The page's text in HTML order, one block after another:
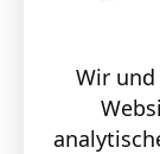
Wir